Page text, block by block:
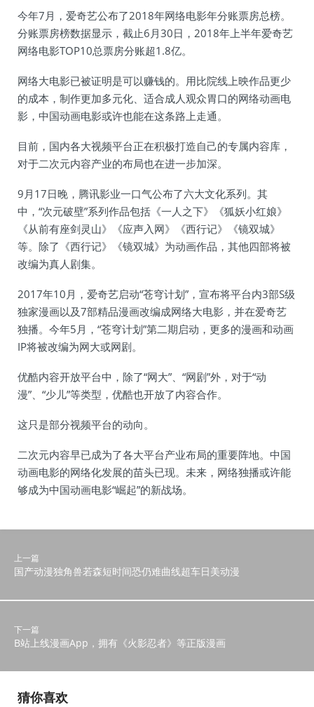
今年7月，爱奇艺公布了2018年网络电影年分账票房总榜。
分账票房榜数据显示，截止6月30日，2018年上半年爱奇艺
网络电影TOP10总票房分账超1.8亿。
网络大电影已被证明是可以赚钱的。用比院线上映作品更少
的成本，制作更加多元化、适合成人观众胃口的网络动画电
影，中国动画电影或许也能在这条路上走通。
目前，国内各大视频平台正在积极打造自己的专属内容库，
对于二次元内容产业的布局也在进一步加深。
9月17日晚，腾讯影业一口气公布了六大文化系列。其
中，“次元破壁”系列作品包括《一人之下》《狐妖小红娘》
《从前有座剑灵山》《应声入网》《西行记》《镜双城》
等。除了《西行记》《镜双城》为动画作品，其他四部将被
改编为真人剧集。
2017年10月，爱奇艺启动“苍穹计划”，宣布将平台内3部S级
独家漫画以及7部精品漫画改编成网络大电影，并在爱奇艺
独播。今年5月，“苍穹计划”第二期启动，更多的漫画和动画
IP将被改编为网大或网剧。
优酷内容开放平台中，除了“网大”、“网剧”外，对于“动
漫”、“少儿”等类型，优酷也开放了内容合作。
这只是部分视频平台的动向。
二次元内容早已成为了各大平台产业布局的重要阵地。中国
动画电影的网络化发展的苗头已现。未来，网络独播或许能
够成为中国动画电影“崛起”的新战场。
上一篇
国产动漫独角兽若森短时间恐仍难曲线超车日美动漫
下一篇
B站上线漫画App，拥有《火影忍者》等正版漫画
猜你喜欢